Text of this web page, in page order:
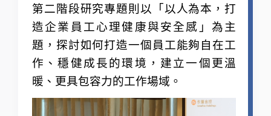
第二階段研究專題則以「以人為本，打
造企業員工心理健康與安全感」為主
題，探討如何打造一個員工能夠自在工
作、穩健成長的環境，建立一個更溫
暖、更具包容力的工作場域。